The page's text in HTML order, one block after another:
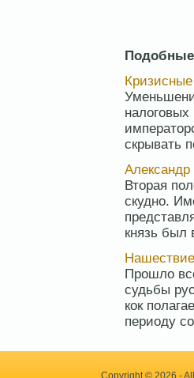
скрывать
Вторая
скудно.
князь был
Нашествие
Прошло
судьбы
кок
периоду
Copyright © 2026 -